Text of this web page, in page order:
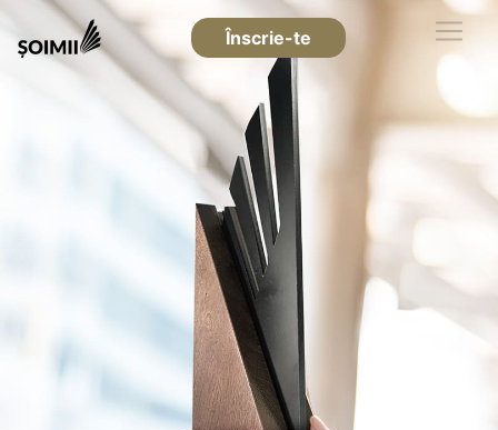
Înscrie-te